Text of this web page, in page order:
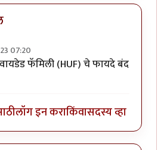
07:20
फायदा काय आहे?byवामन देशमुख
फॅमिली (HUF) चे फायदे बंद
लॉग इन कराकिंवासदस्य व्हा